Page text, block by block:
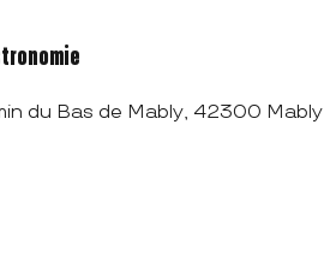
du Bas de Mably, 42300 Mably